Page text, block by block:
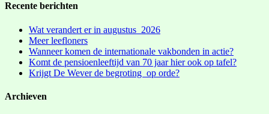
Recente berichten
Wat verandert er in augustus 2026
Meer leefloners
Wanneer komen de internationale vakbonden in actie?
Komt de pensioenleeftijd van 70 jaar hier ook op tafel?
Krijgt De Wever de begroting op orde?
Archieven